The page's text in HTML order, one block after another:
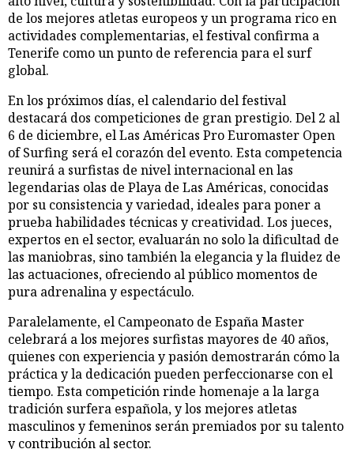
de los mejores atletas europeos y un programa rico en
actividades complementarias, el festival confirma a
Tenerife como un punto de referencia para el surf
global.
En los próximos días, el calendario del festival
destacará dos competiciones de gran prestigio. Del 2 al
6 de diciembre, el Las Américas Pro Euromaster Open
of Surfing será el corazón del evento. Esta competencia
reunirá a surfistas de nivel internacional en las
legendarias olas de Playa de Las Américas, conocidas
por su consistencia y variedad, ideales para poner a
prueba habilidades técnicas y creatividad. Los jueces,
expertos en el sector, evaluarán no solo la dificultad de
las maniobras, sino también la elegancia y la fluidez de
las actuaciones, ofreciendo al público momentos de
pura adrenalina y espectáculo.
Paralelamente, el Campeonato de España Master
celebrará a los mejores surfistas mayores de 40 años,
quienes con experiencia y pasión demostrarán cómo la
práctica y la dedicación pueden perfeccionarse con el
tiempo. Esta competición rinde homenaje a la larga
tradición surfera española, y los mejores atletas
masculinos y femeninos serán premiados por su talento
y contribución al sector.